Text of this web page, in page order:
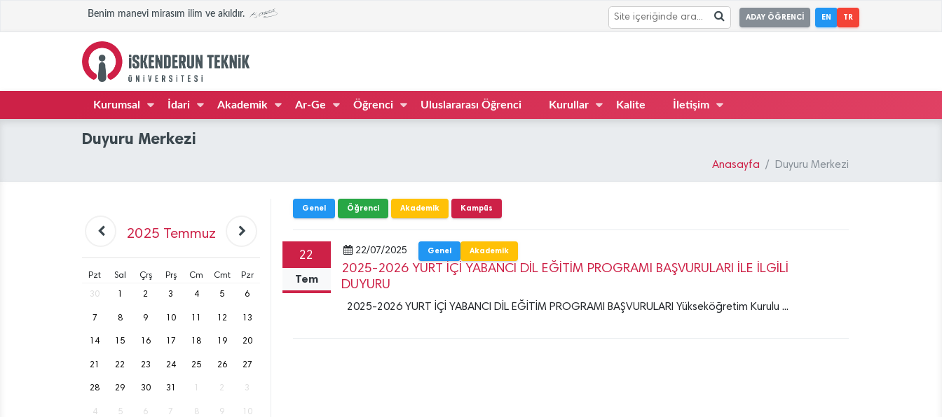
Benim manevi mirasım ilim ve akıldır. ADAY ÖĞRENCİ EN TR
Kurumsal İdari Akademik Ar-Ge Öğrenci Uluslararası Öğrenci Kurullar Kalite İletişim
Duyuru Merkezi
Anasayfa Duyuru Merkezi
2025 Temmuz
Pzt Sal Çrş Prş Cm Cmt Pzr
30 2 3 4 5 6
7 8 9 10 12 13
14 15 16 17 18 19 20
21 22 23 24 25 26 27
28 29 30 31 2 3
4 5 6 7 8 9 10
Genel Öğrenci Akademik Kampüs
22
Tem
22/07/2025 Genel Akademik
2025-2026 YURT İÇİ YABANCI DİL EĞİTİM PROGRAMI BAŞVURULARI İLE İLGİLİ
DUYURU
2025-2026 YURT İÇİ YABANCI DİL EĞİTİM PROGRAMI BAŞVURULARI Yükseköğretim Kurulu ...